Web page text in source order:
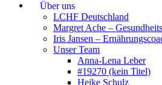
Über uns
LCHF Deutschland
Margret Ache –
Iris Jansen –
Unser Team
Anna-Lena Leber
#19270 (kein Titel)
Heike Schulz